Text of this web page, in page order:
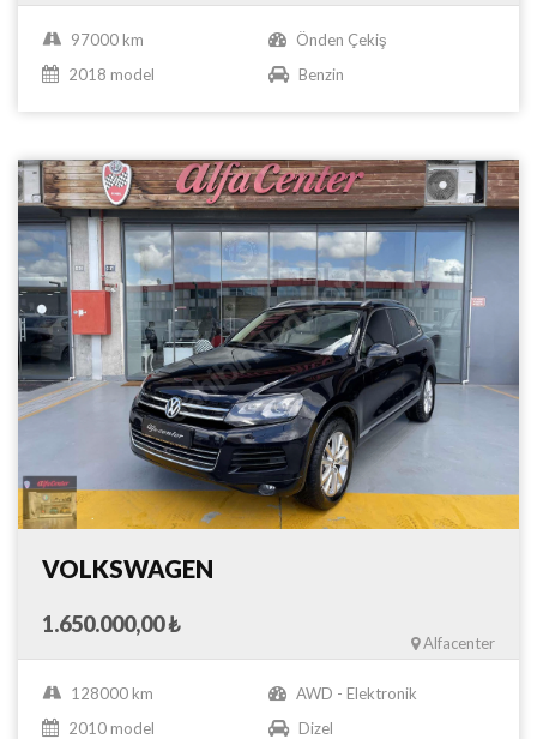
97000 km
Önden Çekiş
2018 model
Benzin
VOLKSWAGEN
1.650.000,00 ₺
Alfacenter
128000 km
AWD - Elektronik
2010 model
Dizel